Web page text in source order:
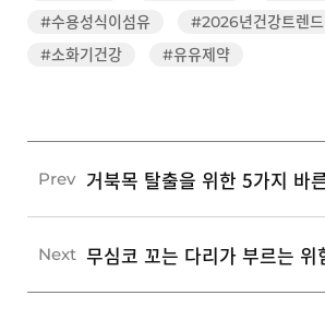
#수용성식이섬유
#2026년건강트렌드
#소화기건강
#유유제약
Prev
Next